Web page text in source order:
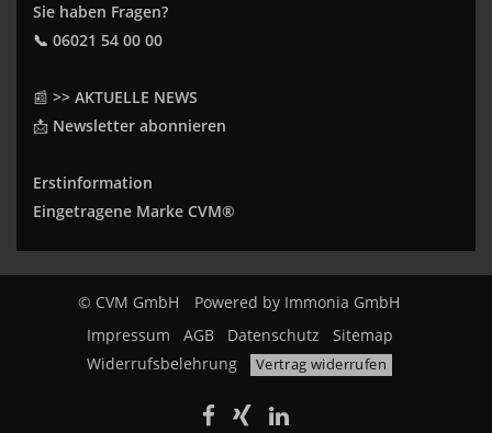
Sie haben Fragen?
📞 06021 54 00 00
📰 >> AKTUELLE NEWS
📩 Newsletter abonnieren
Erstinformation
Eingetragene Marke CVM®
© CVM GmbH Powered by Immonia GmbH
Impressum
AGB Datenschutz
Sitemap
Widerrufsbelehrung
Vertrag widerrufen